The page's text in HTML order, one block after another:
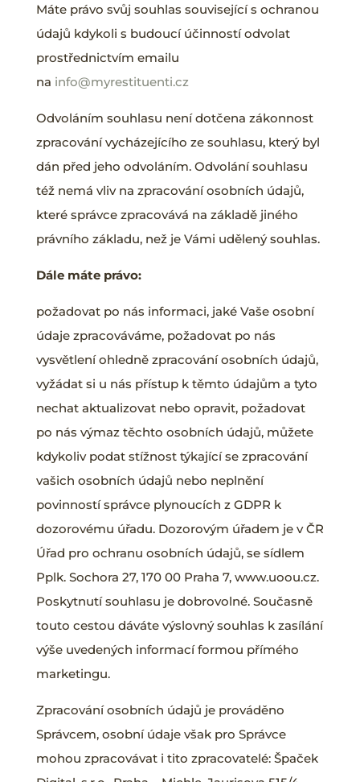
Máte právo svůj souhlas související s ochranou
údajů kdykoli s budoucí účinností odvolat
prostřednictvím emailu
na info@myrestituenti.cz
Odvoláním souhlasu není dotčena zákonnost
zpracování vycházejícího ze souhlasu, který byl
dán před jeho odvoláním. Odvolání souhlasu
též nemá vliv na zpracování osobních údajů,
které správce zpracovává na základě jiného
právního základu, než je Vámi udělený souhlas.
Dále máte právo:
požadovat po nás informaci, jaké Vaše osobní
údaje zpracováváme, požadovat po nás
vysvětlení ohledně zpracování osobních údajů,
vyžádat si u nás přístup k těmto údajům a tyto
nechat aktualizovat nebo opravit, požadovat
po nás výmaz těchto osobních údajů, můžete
kdykoliv podat stížnost týkající se zpracování
vašich osobních údajů nebo neplnění
povinností správce plynoucích z GDPR k
dozorovému úřadu. Dozorovým úřadem je v ČR
Úřad pro ochranu osobních údajů, se sídlem
Pplk. Sochora 27, 170 00 Praha 7, www.uoou.cz.
Poskytnutí souhlasu je dobrovolné. Současně
touto cestou dáváte výslovný souhlas k zasílání
výše uvedených informací formou přímého
marketingu.
Zpracování osobních údajů je prováděno
Správcem, osobní údaje však pro Správce
mohou zpracovávat i tito zpracovatelé: Špaček